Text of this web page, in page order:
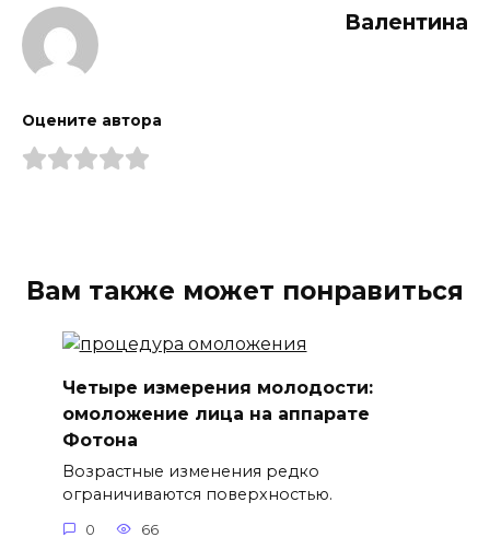
Валентина
Оцените автора
Вам также может понравиться
Четыре измерения молодости:
омоложение лица на аппарате
Фотона
Возрастные изменения редко
ограничиваются поверхностью.
0 66